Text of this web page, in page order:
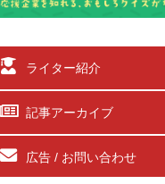
ライター紹介
記事アーカイブ
広告 / お問い合わせ